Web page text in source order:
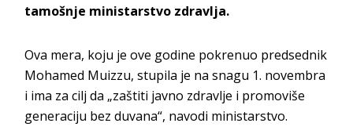
tamošnje ministarstvo zdravlja.
Ova mera, koju je ove godine pokrenuo predsednik
Mohamed Muizzu, stupila je na snagu 1. novembra
i ima za cilj da „zaštiti javno zdravlje i promoviše
generaciju bez duvana“, navodi ministarstvo.